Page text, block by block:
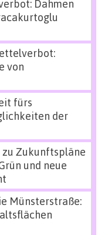
Dahmen
von
fürs
der
zu Zukunftspläne
und neue
Münsterstraße: